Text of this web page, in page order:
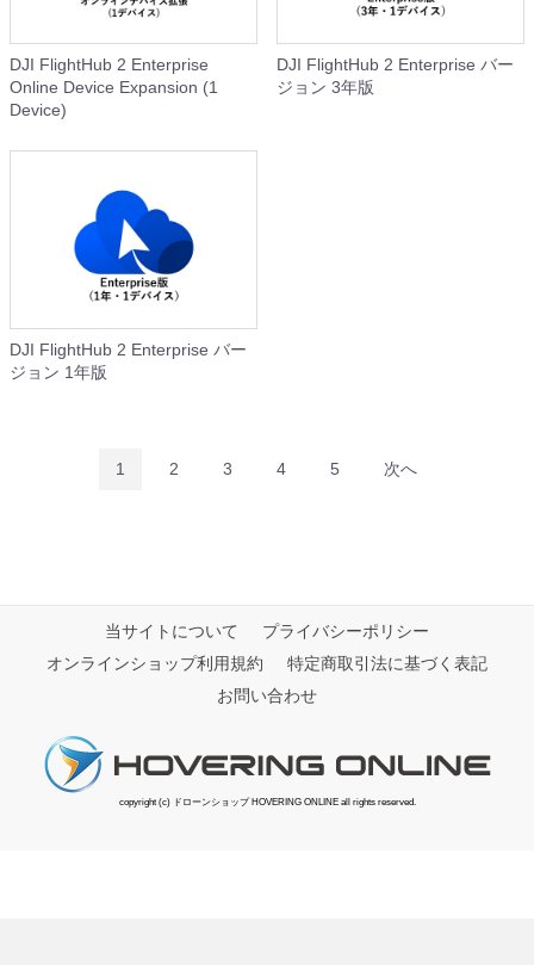
DJI FlightHub 2 Enterprise
Online Device Expansion (1
Device)
DJI FlightHub 2 Enterprise バー
ジョン 3年版
DJI FlightHub 2 Enterprise バー
ジョン 1年版
1 2 3 4 5 次へ
当サイトについて
プライバシーポリシー
オンラインショップ利用規約
特定商取引法に基づく表記
お問い合わせ
copyright (c) ドローンショップ HOVERING ONLINE all rights reserved.